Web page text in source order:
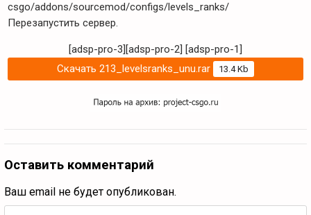
csgo/addons/sourcemod/configs/levels_ranks/
Перезапустить сервер.
[adsp-pro-3][adsp-pro-2] [adsp-pro-1]
Скачать 213_levelsranks_unu.rar
13.4 Kb
Оставить комментарий
Ваш email не будет опубликован.